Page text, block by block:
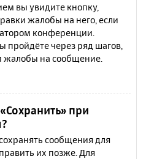
вы увидите кнопку,
жалобы на него, если
конференции.
пройдёте через ряд шагов,
жалобы на сообщение.
при
сообщения для
их позже. Для